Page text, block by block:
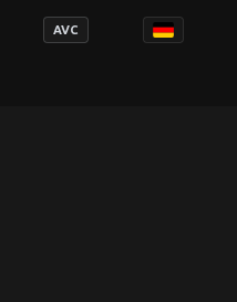
AVC